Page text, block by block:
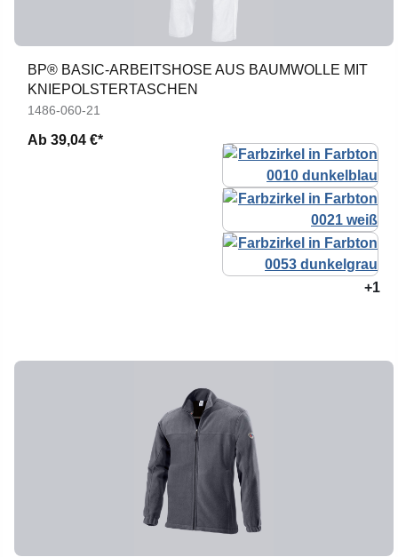
BP® BASIC-ARBEITSHOSE AUS BAUMWOLLE MIT
KNIEPOLSTERTASCHEN
1486-060-21
Ab 39,04 €*
+1